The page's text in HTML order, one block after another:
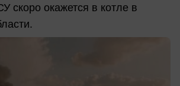
скоро окажется в котле в